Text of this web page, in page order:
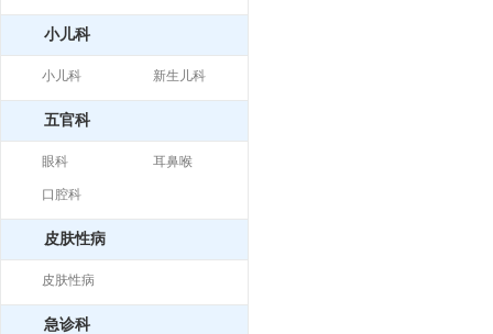
小儿科
小儿科 新生儿科
五官科
眼科 耳鼻喉
口腔科
皮肤性病
皮肤性病
急诊科